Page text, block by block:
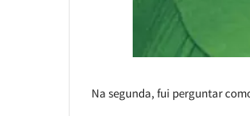
Na segunda, fui perguntar